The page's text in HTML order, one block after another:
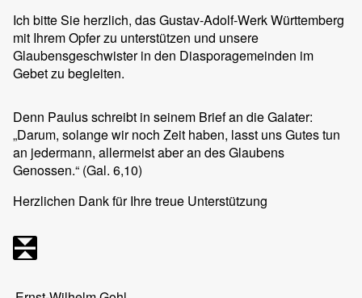
Ich bitte Sie herzlich, das Gustav-Adolf-Werk Württemberg
mit Ihrem Opfer zu unterstützen und unsere
Glaubensgeschwister in den Diasporagemeinden im
Gebet zu begleiten.
Denn Paulus schreibt in seinem Brief an die Galater:
„Darum, solange wir noch Zeit haben, lasst uns Gutes tun
an jedermann, allermeist aber an des Glaubens
Genossen.“ (Gal. 6,10)
Herzlichen Dank für Ihre treue Unterstützung